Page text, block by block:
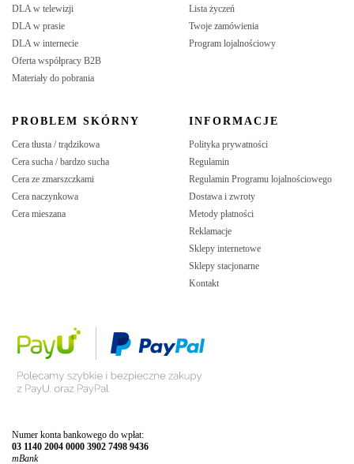
DLA w telewizji
DLA w prasie
DLA w internecie
Oferta współpracy B2B
Materiały do pobrania
Lista życzeń
Twoje zamówienia
Program lojalnościowy
PROBLEM SKÓRNY
Cera tłusta / trądzikowa
Cera sucha / bardzo sucha
Cera ze zmarszczkami
Cera naczynkowa
Cera mieszana
INFORMACJE
Polityka prywatności
Regulamin
Regulamin Programu lojalnościowego
Dostawa i zwroty
Metody płatności
Reklamacje
Sklepy internetowe
Sklepy stacjonarne
Kontakt
Numer konta bankowego do wpłat:
03 1140 2004 0000 3902 7498 9436
mBank